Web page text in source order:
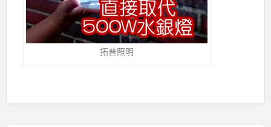
拓普照明